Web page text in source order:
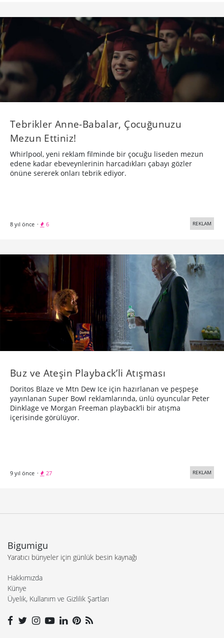
Tebrikler Anne-Babalar, Çocuğunuzu
Mezun Ettiniz!
Whirlpool, yeni reklam filminde bir çocuğu liseden mezun
edene kadar ebeveynlerinin harcadıkları çabayı gözler
önüne sererek onları tebrik ediyor.
8 yıl önce · 6 REKLAM
Buz ve Ateşin Playback’li Atışması
Doritos Blaze ve Mtn Dew Ice için hazırlanan ve peşpeşe
yayınlanan Super Bowl reklamlarında, ünlü oyuncular Peter
Dinklage ve Morgan Freeman playback’li bir atışma
içerisinde görülüyor.
9 yıl önce · 27 REKLAM
Bigumigu
Yaratıcı bünyeler için günlük besin kaynağı
Hakkımızda
Künye
Üyelik, Kullanım ve Gizlilik Şartları